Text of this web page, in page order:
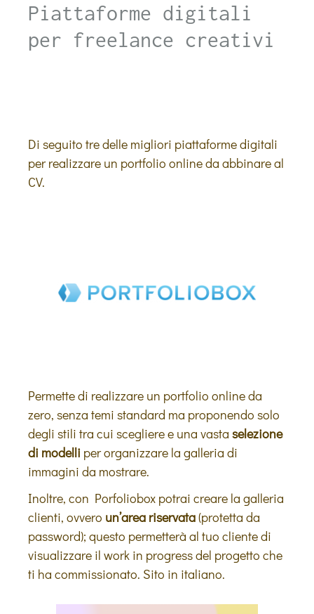
Piattaforme digitali
per freelance creativi
Di seguito tre delle migliori piattaforme digitali
per realizzare un portfolio online da abbinare al
CV.
Permette di realizzare un portfolio online da
zero, senza temi standard ma proponendo solo
degli stili tra cui scegliere e una vasta selezione
di modelli per organizzare la galleria di
immagini da mostrare.
Inoltre, con Porfoliobox potrai creare la galleria
clienti, ovvero un’area riservata(protetta da
password); questo permetterà al tuo cliente di
visualizzare il work in progress del progetto che
ti ha commissionato. Sito in italiano.